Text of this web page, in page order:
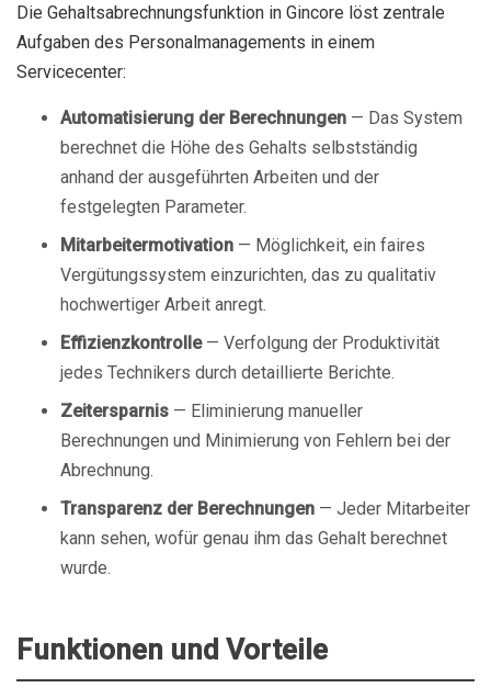
Die Gehaltsabrechnungsfunktion in Gincore löst zentrale
Aufgaben des Personalmanagements in einem
Servicecenter:
Automatisierung der Berechnungen — Das System
berechnet die Höhe des Gehalts selbstständig
anhand der ausgeführten Arbeiten und der
festgelegten Parameter.
Mitarbeitermotivation — Möglichkeit, ein faires
Vergütungssystem einzurichten, das zu qualitativ
hochwertiger Arbeit anregt.
Effizienzkontrolle— Verfolgung der Produktivität
jedes Technikers durch detaillierte Berichte.
Zeitersparnis — Eliminierung manueller
Berechnungen und Minimierung von Fehlern bei der
Abrechnung.
Transparenz der Berechnungen — Jeder Mitarbeiter
kann sehen, wofür genau ihm das Gehalt berechnet
wurde.
Funktionen und Vorteile